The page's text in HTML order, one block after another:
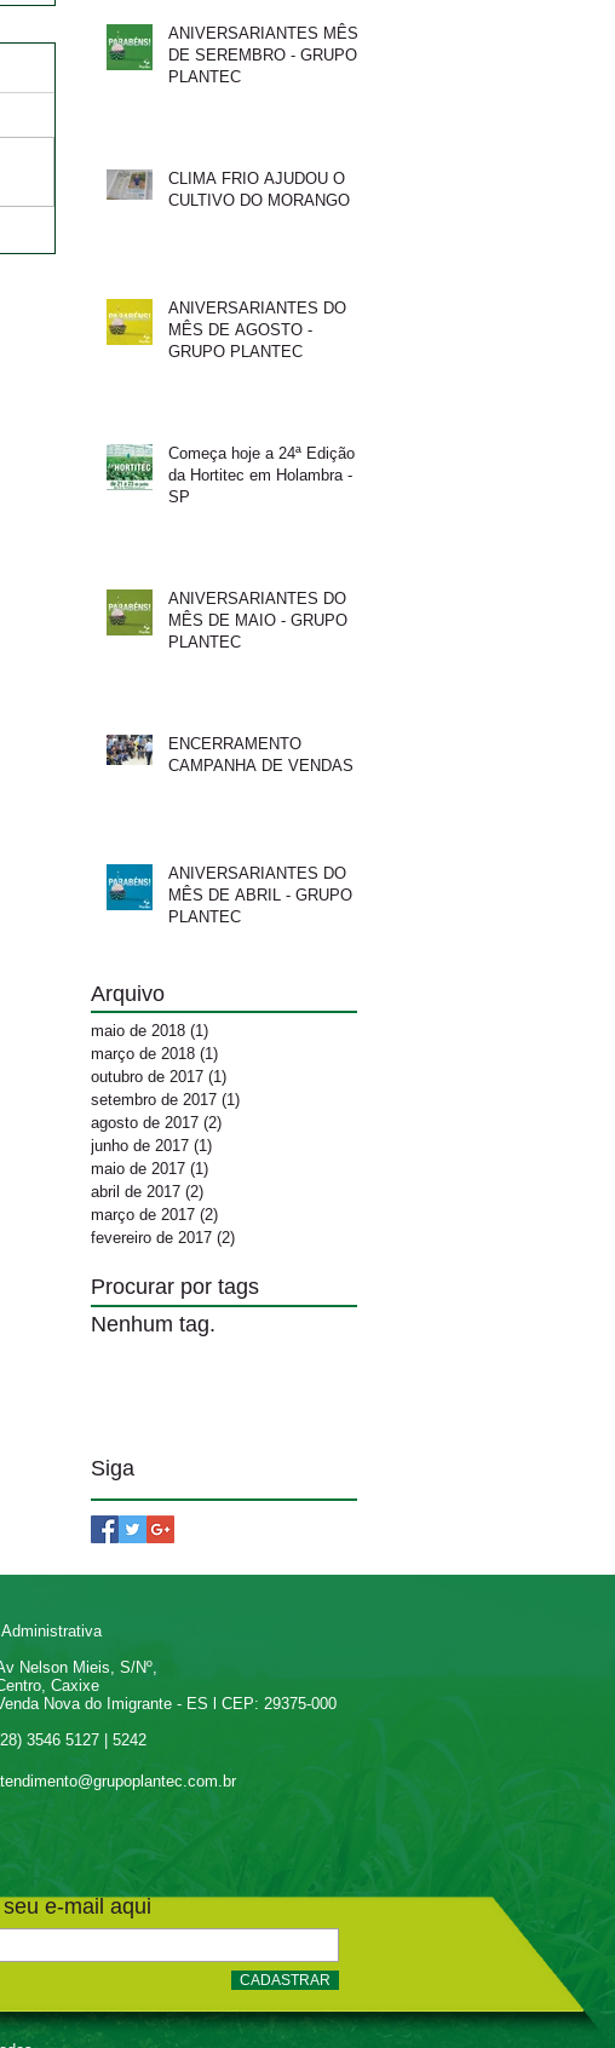
ANIVERSARIANTES MÊS
DE SEREMBRO - GRUPO
PLANTEC
CLIMA FRIO AJUDOU O
CULTIVO DO MORANGO
ANIVERSARIANTES DO
MÊS DE AGOSTO -
GRUPO PLANTEC
Começa hoje a 24ª Edição
da Hortitec em Holambra -
SP
ANIVERSARIANTES DO
MÊS DE MAIO - GRUPO
PLANTEC
ENCERRAMENTO
CAMPANHA DE VENDAS
ANIVERSARIANTES DO
MÊS DE ABRIL - GRUPO
PLANTEC
Arquivo
maio de 2018 (1)
março de 2018 (1)
outubro de 2017 (1)
setembro de 2017 (1)
agosto de 2017 (2)
junho de 2017 (1)
maio de 2017 (1)
abril de 2017 (2)
março de 2017 (2)
fevereiro de 2017 (2)
Procurar por tags
Nenhum tag.
Siga
Mieis, S/Nº,
Caxixe
Nova do Imigrante - ES l CEP: 29375-000
3546 5127 | 5242
e-mail aqui
CADASTRAR